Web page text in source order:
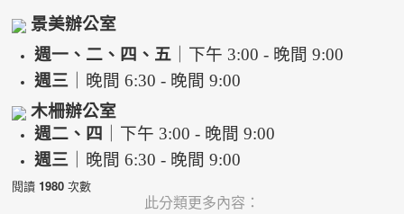
景美辦公室
週一、二、四、五 ｜下午 3:00 - 晚間 9:00
週三 ｜晚間 6:30 - 晚間 9:00
木柵辦公室
週二、四
｜下午 3:00 - 晚間 9:00
週三 ｜晚間 6:30 - 晚間 9:00
閱讀1980 次數
此分類更多內容：